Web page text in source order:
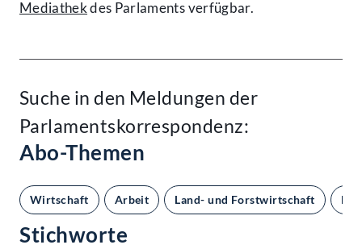
Mediathekdes Parlaments verfügbar.
Suche in den Meldungen der
Parlamentskorrespondenz:
Abo-Themen
Wirtschaft Arbeit Land- und Forstwirtschaft
Stichworte